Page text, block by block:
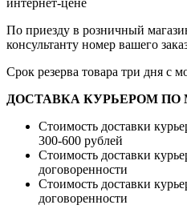
По приезду в розничный
консультанту номер вашего
Срок резерва товара три дня с
ДОСТАВКА КУРЬЕРОМ ПО
Стоимость доставки
300-600 рублей
Стоимость доставки
договоренности
Стоимость доставки
договоренности